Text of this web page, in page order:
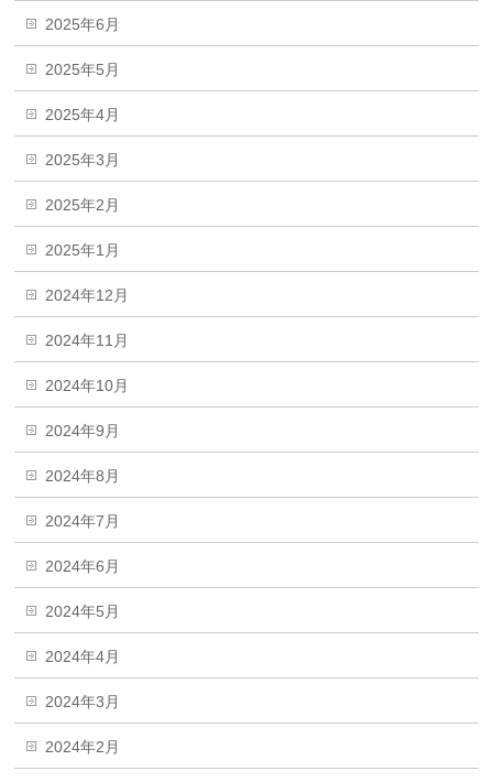
2025年6月
2025年5月
2025年4月
2025年3月
2025年2月
2025年1月
2024年12月
2024年11月
2024年10月
2024年9月
2024年8月
2024年7月
2024年6月
2024年5月
2024年4月
2024年3月
2024年2月